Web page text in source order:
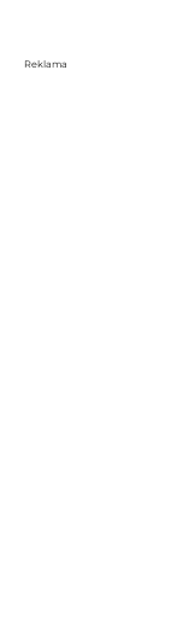
Reklama